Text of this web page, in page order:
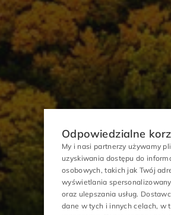
Odpowiedzialne
My i nasi partnerzy używamy
uzyskiwania dostępu do
osobowych, takich jak Twój
wyświetlania
oraz ulepszania usług.
dane w tych i innych celach, w